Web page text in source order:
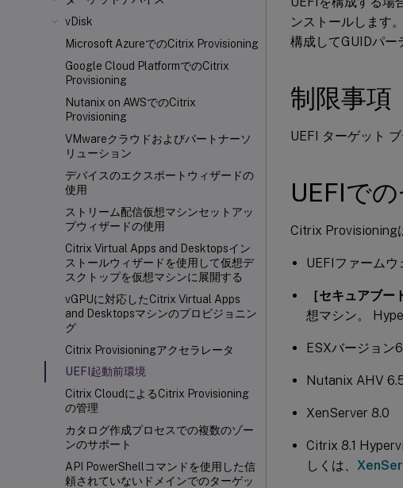
vDisk
Microsoft AzureでのCitrix Provisioning
Google Cloud PlatformでのCitrix
Provisioning
Nutanix on AWSでのCitrix
Provisioning
VMwareクラウドおよびパートナーソ
リューション
デバイスのエクスポートウィザードの
使用
ストリーム配信仮想マシンセットアッ
プウィザードの使用
Citrix Virtual Apps and Desktopsイン
ストールウィザードを使用して仮想デ
スクトップを仮想マシンに展開する
vGPUに対応したCitrix Virtual Apps
and Desktopsマシンのプロビジョニン
グ
Citrix Provisioningアクセラレータ
UEFI起動前環境
Citrix CloudによるCitrix Provisioning
の管理
カタログ作成プロセスでの複数のゾー
ンのサポート
API PowerShellコマンドを使用した信
頼されていないドメインでのターゲッ
ンストールします
構成してGUIDパー
制限事項
UEFI ターゲット
UEFIで
Citrix Provisioning
UEFIファームウ
［セキュアブー
想マシン。
ESXバージョン
Nutanix AHV 6.5
XenServer 8.0
Citrix 8.1
しくは、